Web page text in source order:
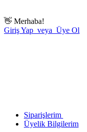
👋 Merhaba!
Giriş Yap veya Üye Ol
Siparişlerim
Üyelik Bilgilerim